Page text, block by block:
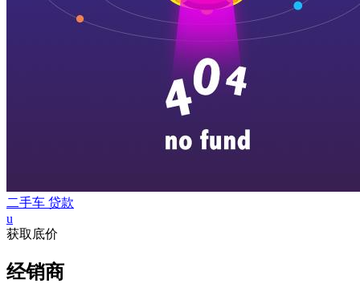
二手车 贷款
u
获取底价
经销商